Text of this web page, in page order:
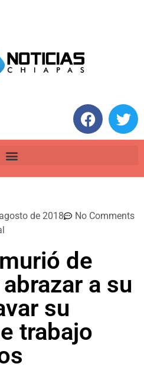
de 2018
No Comments
de
a su
su
trabajo